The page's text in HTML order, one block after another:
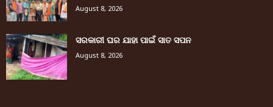
August 8, 2026
ସରକାରୀ ଘର ଯାହା ପାଇଁ ସାତ ସପନ
August 8, 2026